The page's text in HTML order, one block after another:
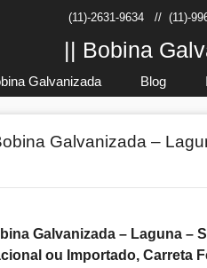
(11)-2631-9634// (11)-
|| Bobina
Galvanizada Blog
Galvanizada –
Galvanizada – Laguna –
ou Importado, Carreta